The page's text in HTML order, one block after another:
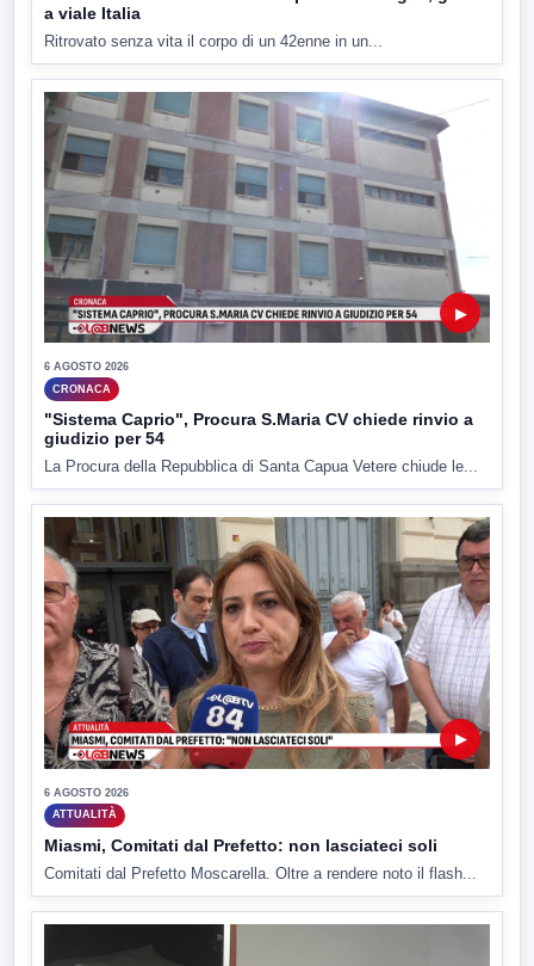
a viale Italia
Ritrovato senza vita il corpo di un 42enne in un...
▶
6 AGOSTO 2026
CRONACA
"Sistema Caprio", Procura S.Maria CV chiede rinvio a
giudizio per 54
La Procura della Repubblica di Santa Capua Vetere chiude le...
▶
6 AGOSTO 2026
ATTUALITÀ
Miasmi, Comitati dal Prefetto: non lasciateci soli
Comitati dal Prefetto Moscarella. Oltre a rendere noto il flash...